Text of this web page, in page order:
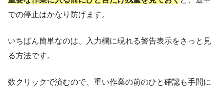
での停止はかなり防げます。
いちばん簡単なのは、入力欄に現れる警告表示をさっと見
る方法です。
数クリックで済むので、重い作業の前のひと確認も手間に